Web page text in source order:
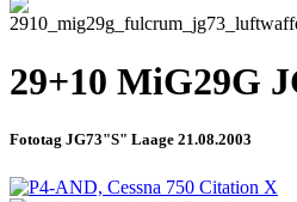
29+10 MiG29G
Fototag JG73"S" Laage 21.08.2003